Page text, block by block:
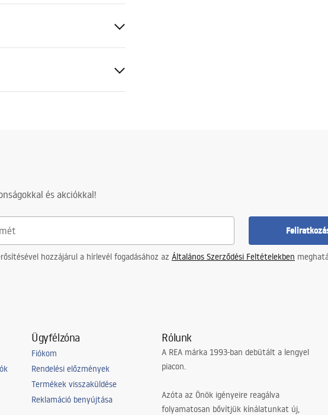
és akciókkal!
hozzájárul a hírlevél fogadásához az Általános Szerződési Feltételekben
Ügyfélzóna
Fiókom
Rendelési előzmények
Termékek visszaküldése
Reklamáció benyújtása
Rólunk
A REA márka 1993-ban debütált a lengyel
piacon.
Azóta az Önök igényeire reagálva
folyamatosan bővítjük kínálatunkat új,